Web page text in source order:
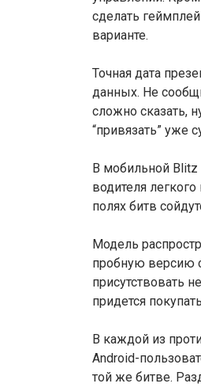
сделать
варианте.
Точная дата
данных. Не
сложно сказать,
“привязать” уже
В мобильной Blitz
водителя
полях битв
Модель
пробную версию
присутствовать
придется
В каждой из
Android-
той же битве.